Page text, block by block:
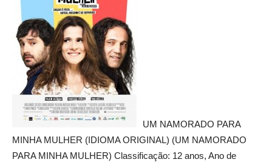
UM NAMORADO PARA
MINHA MULHER (IDIOMA ORIGINAL) (UM NAMORADO
PARA MINHA MULHER) Classificação: 12 anos, Ano de